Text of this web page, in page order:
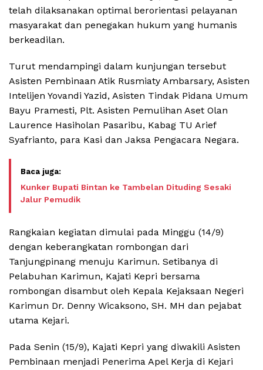
telah dilaksanakan optimal berorientasi pelayanan
masyarakat dan penegakan hukum yang humanis
berkeadilan.
Turut mendampingi dalam kunjungan tersebut
Asisten Pembinaan Atik Rusmiaty Ambarsary, Asisten
Intelijen Yovandi Yazid, Asisten Tindak Pidana Umum
Bayu Pramesti, Plt. Asisten Pemulihan Aset Olan
Laurence Hasiholan Pasaribu, Kabag TU Arief
Syafrianto, para Kasi dan Jaksa Pengacara Negara.
Kunker Bupati Bintan ke Tambelan Dituding Sesaki
Jalur Pemudik
Rangkaian kegiatan dimulai pada Minggu (14/9)
dengan keberangkatan rombongan dari
Tanjungpinang menuju Karimun. Setibanya di
Pelabuhan Karimun, Kajati Kepri bersama
rombongan disambut oleh Kepala Kejaksaan Negeri
Karimun Dr. Denny Wicaksono, SH. MH dan pejabat
utama Kejari.
Pada Senin (15/9), Kajati Kepri yang diwakili Asisten
Pembinaan menjadi Penerima Apel Kerja di Kejari